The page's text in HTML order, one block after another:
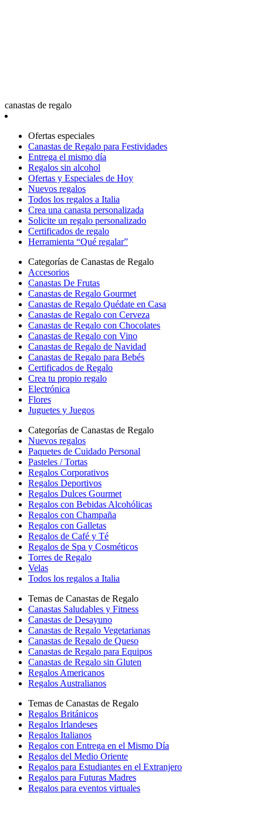
canastas de regalo
Ofertas especiales
Canastas de Regalo para Festividades
Entrega el mismo día
Regalos sin alcohol
Ofertas y Especiales de Hoy
Nuevos regalos
Todos los regalos a Italia
Crea una canasta personalizada
Solicite un regalo personalizado
Certificados de regalo
Herramienta “Qué regalar”
Categorías de Canastas de Regalo
Accesorios
Canastas De Frutas
Canastas de Regalo Gourmet
Canastas de Regalo Quédate en Casa
Canastas de Regalo con Cerveza
Canastas de Regalo con Chocolates
Canastas de Regalo con Vino
Canastas de Regalo de Navidad
Canastas de Regalo para Bebés
Certificados de Regalo
Crea tu propio regalo
Electrónica
Flores
Juguetes y Juegos
Categorías de Canastas de Regalo
Nuevos regalos
Paquetes de Cuidado Personal
Pasteles / Tortas
Regalos Corporativos
Regalos Deportivos
Regalos Dulces Gourmet
Regalos con Bebidas Alcohólicas
Regalos con Champaña
Regalos con Galletas
Regalos de Café y Té
Regalos de Spa y Cosméticos
Torres de Regalo
Velas
Todos los regalos a Italia
Temas de Canastas de Regalo
Canastas Saludables y Fitness
Canastas de Desayuno
Canastas de Regalo Vegetarianas
Canastas de Regalo de Queso
Canastas de Regalo para Equipos
Canastas de Regalo sin Gluten
Regalos Americanos
Regalos Australianos
Temas de Canastas de Regalo
Regalos Británicos
Regalos Irlandeses
Regalos Italianos
Regalos con Entrega en el Mismo Día
Regalos del Medio Oriente
Regalos para Estudiantes en el Extranjero
Regalos para Futuras Madres
Regalos para eventos virtuales